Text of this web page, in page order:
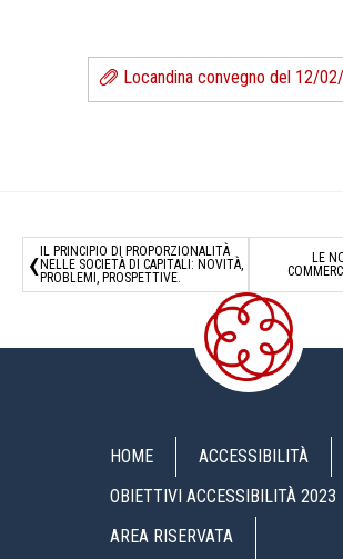
Locandina convegno del 12/
‹ IL PRINCIPIO DI PROPORZIONALITÀ
NELLE SOCIETÀ DI CAPITALI: NOVITÀ,
PROBLEMI, PROSPETTIVE.
LE
HOME
ACCESSIBILITÀ
OBIETTIVI ACCESSIBILITÀ 2023
AREA RISERVATA